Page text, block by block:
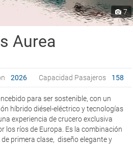
7
Aurea
2026 Capacidad Pasajeros 158
para ser sostenible, con un
híbrido diésel-eléctrico y tecnologías
experiencia de crucero exclusiva
los ríos de Europa. Es la combinación
primera clase, diseño elegante y